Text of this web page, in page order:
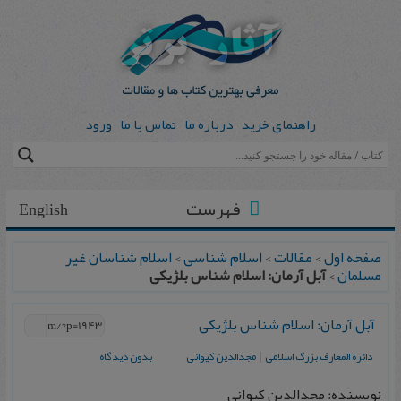
راهنمای خرید درباره ما تماس با ما ورود
English فهرست
صفحه اول>مقالات>اسلام شناسی>اسلام شناسان غیر
مسلمان>آبل آرمان: اسلام شناس بلژیکی
آبل آرمان: اسلام شناس بلژیکی
دائرة المعارف بزرگ اسلامی |مجدالدین کیوانی بدون دیدگاه
نویسنده: مجدالدین کیوانی